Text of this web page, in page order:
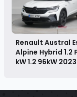
Renault Austral
Alpine Hybrid 1.2
kW 1.2 96kW 2023